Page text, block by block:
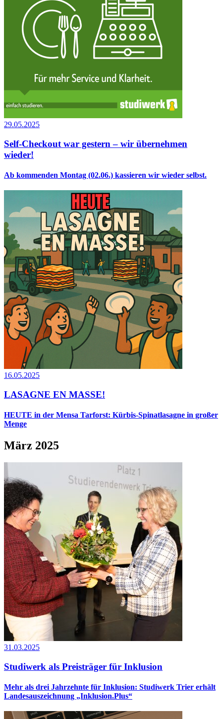
29.05.2025
Self-Checkout war gestern – wir übernehmen
wieder!
Ab kommenden Montag (02.06.) kassieren wir wieder selbst.
16.05.2025
LASAGNE EN MASSE!
HEUTE in der Mensa Tarforst: Kürbis-Spinatlasagne in großer
Menge
März 2025
31.03.2025
Studiwerk als Preisträger für Inklusion
Mehr als drei Jahrzehnte für Inklusion: Studiwerk Trier erhält
Landesauszeichnung „Inklusion.Plus“